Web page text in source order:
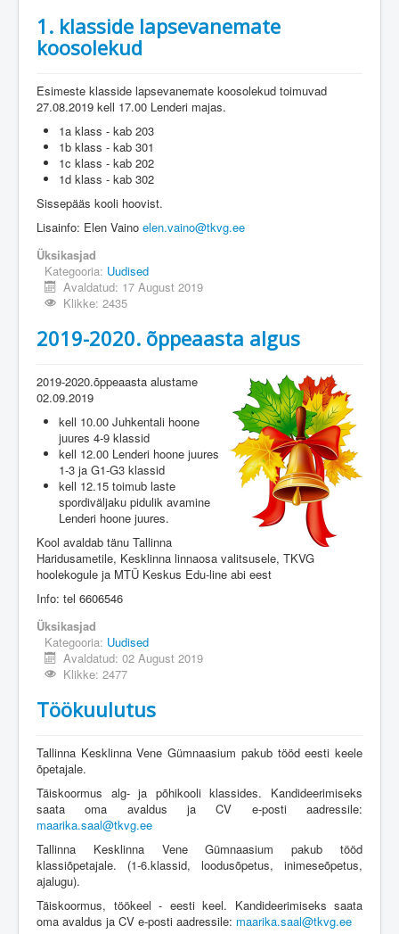
1. klasside lapsevanemate
koosolekud
Esimeste klasside lapsevanemate koosolekud toimuvad
27.08.2019 kell 17.00 Lenderi majas.
1a klass - kab 203
1b klass - kab 301
1c klass - kab 202
1d klass - kab 302
Sissepääs kooli hoovist.
Lisainfo: Elen Vaino elen.vaino@tkvg.ee
Üksikasjad
Kategooria: Uudised
Avaldatud: 17 August 2019
Klikke: 2435
2019-2020. õppeaasta algus
2019-2020.õppeaasta alustame
02.09.2019
kell 10.00 Juhkentali hoone
juures 4-9 klassid
kell 12.00 Lenderi hoone juures
1-3 ja G1-G3 klassid
kell 12.15 toimub laste
spordiväljaku pidulik avamine
Lenderi hoone juures.
Kool avaldab tänu Tallinna
Haridusametile, Kesklinna linnaosa valitsusele, TKVG
hoolekogule ja MTÜ Keskus Edu-line abi eest
Info: tel 6606546
Üksikasjad
Kategooria: Uudised
Avaldatud: 02 August 2019
Klikke: 2477
Töökuulutus
Tallinna Kesklinna Vene Gümnaasium pakub tööd eesti keele
õpetajale.
Täiskoormus alg- ja põhikooli klassides. Kandideerimiseks
saata oma avaldus ja CV e-posti aadressile:
maarika.saal@tkvg.ee
Tallinna Kesklinna Vene Gümnaasium pakub tööd
klassiõpetajale. (1-6.klassid, loodusõpetus, inimeseõpetus,
ajalugu).
Täiskoormus, töökeel - eesti keel. Kandideerimiseks saata
oma avaldus ja CV e-posti aadressile: maarika.saal@tkvg.ee